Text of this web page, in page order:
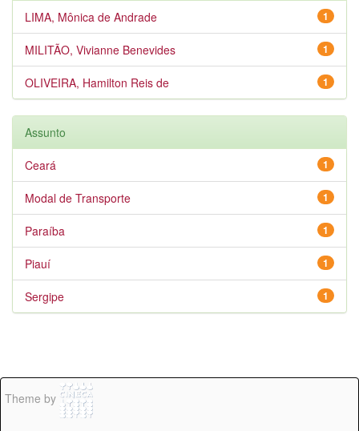
1
LIMA, Mônica de Andrade
1
MILITÃO, Vivianne Benevides
1
OLIVEIRA, Hamilton Reis de
Assunto
1
Ceará
1
Modal de Transporte
1
Paraíba
1
Piauí
1
Sergipe
Theme by